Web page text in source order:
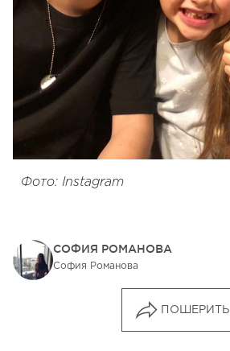
Фото: Instagram
СОФИЯ РОМАНОВА
София Романова
ПОШЕРИТЬ